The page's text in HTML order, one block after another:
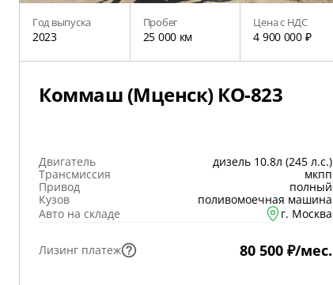
Год выпуска
2023
Пробег
25 000 км
Цена с НДС
4 900 000 ₽
Коммаш (Мценск) КО-823
Двигатель
дизель 10.8л (245 л.с.)
Трансмиссия
мкпп
Привод
полный
Кузов
поливомоечная машина
Авто на складе
г. Москва
Лизинг платеж 80 500 ₽/мес.